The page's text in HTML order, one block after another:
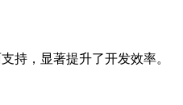
持，显著提升了开发效率。